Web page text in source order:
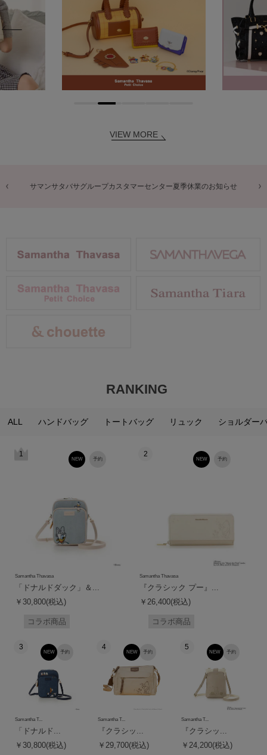
VIEW MORE
サマンサタバサグループカスタマーセンター夏季休業のお知らせ
RANKING
ALL ハンドバッグ トートバッグ リュック ショルダー
1
予約
NEW
Samantha Thavasa
「ドナルドダック」＆...
￥30,800(税込)
コラボ商品
2
予約
NEW
Samantha Thavasa
『クラシック プー』...
￥26,400(税込)
コラボ商品
3
予約
NEW
Samantha T...
「ドナルド...
￥30,800(税込)
4
予約
NEW
Samantha T...
『クラシッ...
￥29,700(税込)
5
予約
NEW
Samantha T...
『クラシッ...
￥24,200(税込)